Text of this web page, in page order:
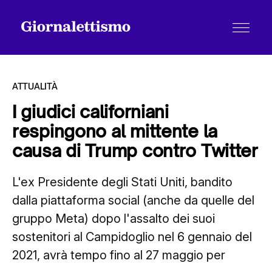
Tutti gli articoli
Chi siamo
Contatti
ATTUALITÀ
I giudici californiani
respingono al mittente la
causa di Trump contro Twitter
L'ex Presidente degli Stati Uniti, bandito
dalla piattaforma social (anche da quelle del
gruppo Meta) dopo l'assalto dei suoi
sostenitori al Campidoglio nel 6 gennaio del
2021, avrà tempo fino al 27 maggio per